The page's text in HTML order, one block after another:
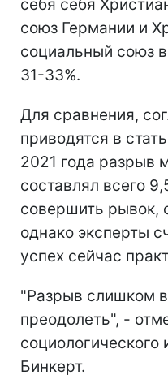
себя себя
союз Германии и
социальный союз
31-33%.
Для сравнения,
приводятся в
2021 года разрыв
составлял всего
совершить рывок,
однако эксперты
успех сейчас
"Разрыв слишком
преодолеть", -
социологического
Бинкерт.